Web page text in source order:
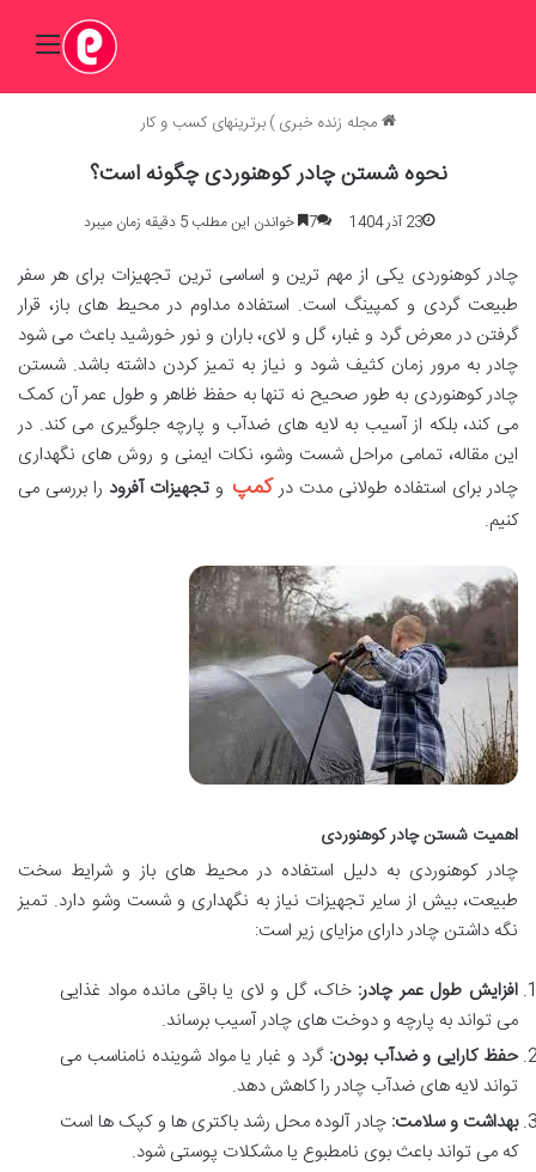
مجله زنده خبری ) برترینهای کسب و کار
نحوه شستن چادر کوهنوردی چگونه است؟
23 آذر 1404 7 خواندن این مطلب 5 دقیقه زمان میبرد
چادر کوهنوردی یکی از مهم ترین و اساسی ترین تجهیزات برای هر سفر
طبیعت گردی و کمپینگ است. استفاده مداوم در محیط های باز، قرار
گرفتن در معرض گرد و غبار، گل و لای، باران و نور خورشید باعث می شود
چادر به مرور زمان کثیف شود و نیاز به تمیز کردن داشته باشد. شستن
چادر کوهنوردی به طور صحیح نه تنها به حفظ ظاهر و طول عمر آن کمک
می کند، بلکه از آسیب به لایه های ضدآب و پارچه جلوگیری می کند. در
این مقاله، تمامی مراحل شست وشو، نکات ایمنی و روش های نگهداری
چادر برای استفاده طولانی مدت درکمپ و تجهیزات آفرود را بررسی می
کنیم.
اهمیت شستن چادر کوهنوردی
چادر کوهنوردی به دلیل استفاده در محیط های باز و شرایط سخت
طبیعت، بیش از سایر تجهیزات نیاز به نگهداری و شست وشو دارد. تمیز
نگه داشتن چادر دارای مزایای زیر است:
افزایش طول عمر چادر: خاک، گل و لای یا باقی مانده مواد غذایی
می تواند به پارچه و دوخت های چادر آسیب برساند.
حفظ کارایی و ضدآب بودن: گرد و غبار یا مواد شوینده نامناسب می
تواند لایه های ضدآب چادر را کاهش دهد.
بهداشت و سلامت: چادر آلوده محل رشد باکتری ها و کپک ها است
که می تواند باعث بوی نامطبوع یا مشکلات پوستی شود.